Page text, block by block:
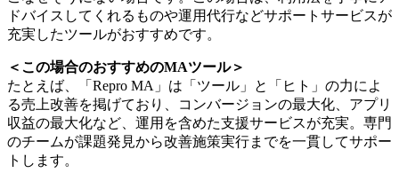
ドバイスしてくれるものや運用代行などサポートサービスが
充実したツールがおすすめです。
＜この場合のおすすめのMAツール＞
たとえば、「Repro MA」は「ツール」と「ヒト」の力によ
る売上改善を掲げており、コンバージョンの最大化、アプリ
収益の最大化など、運用を含めた支援サービスが充実。専門
のチームが課題発見から改善施策実行までを一貫してサポー
トします。